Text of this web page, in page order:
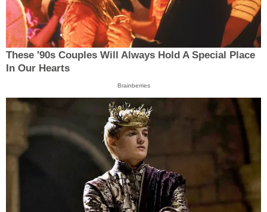
These '90s Couples Will Always Hold A Special Place
In Our Hearts
Brainberries